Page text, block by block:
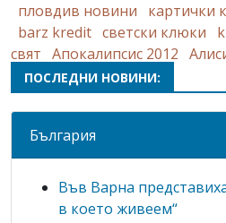
пловдив новини картички
barz kredit светски клюки
свят Апокалипсис 2012
ПОСЛЕДНИ НОВИНИ:
България
Във Варна
в което живеем“